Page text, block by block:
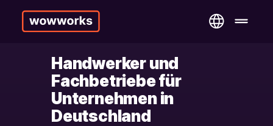
Handwerker und
Fachbetriebe für
Unternehmen in
Deutschland